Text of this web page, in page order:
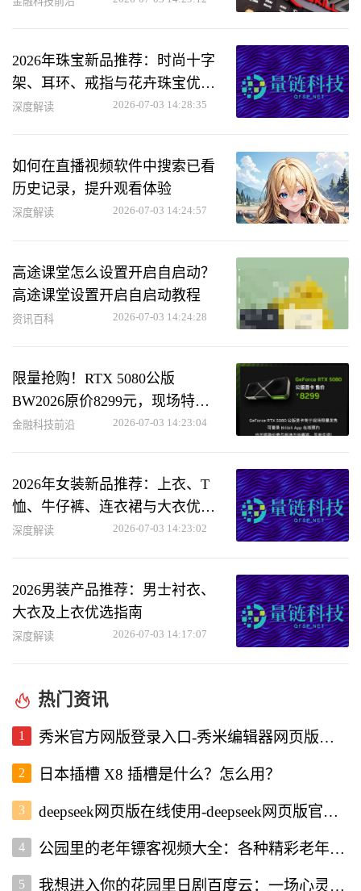
2026年珠宝新品推荐：时尚十字
架、耳环、戒指与花卉珠宝优选
指南
深度解读 2026-07-03 14:28:35
如何在直播视频软件中搜索已看
历史记录，提升观看体验
深度解读 2026-07-03 14:24:57
高途课堂怎么设置开启自启动？
高途课堂设置开启自启动教程
资讯百科 2026-07-03 14:24:28
限量抢购！RTX 5080公版
BW2026原价8299元，现场特惠
优惠
金融科技前沿 2026-07-03 14:23:04
2026年女装新品推荐：上衣、T
恤、牛仔裤、连衣裙与大衣优选
指南
深度解读 2026-07-03 14:23:02
2026男装产品推荐：男士衬衣、
大衣及上衣优选指南
深度解读 2026-07-03 14:17:07
热门资讯
1 秀米官方网版登录入口-秀米编辑器网页版登录入口
2 日本插槽 X8 插槽是什么？怎么用？
3 deepseek网页版在线使用-deepseek网页版官网入口
4 公园里的老年镖客视频大全：各种精彩老年镖客瞬间全收录
5 我想进入你的花园里日剧百度云：一场心灵的治愈之旅